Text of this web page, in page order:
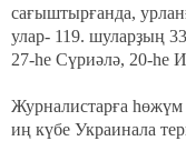
сағыштырғанда,
улар- 119. шуларҙың
27-һе Сүриәлә, 20-һе
Журналистарға һөжүм
иң күбе Украинала